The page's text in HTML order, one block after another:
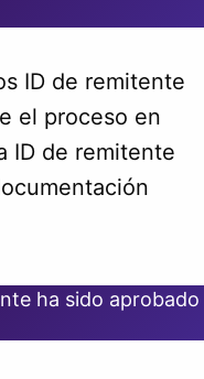
ID de remitente
el proceso en
ID de remitente
ha sido aprobado